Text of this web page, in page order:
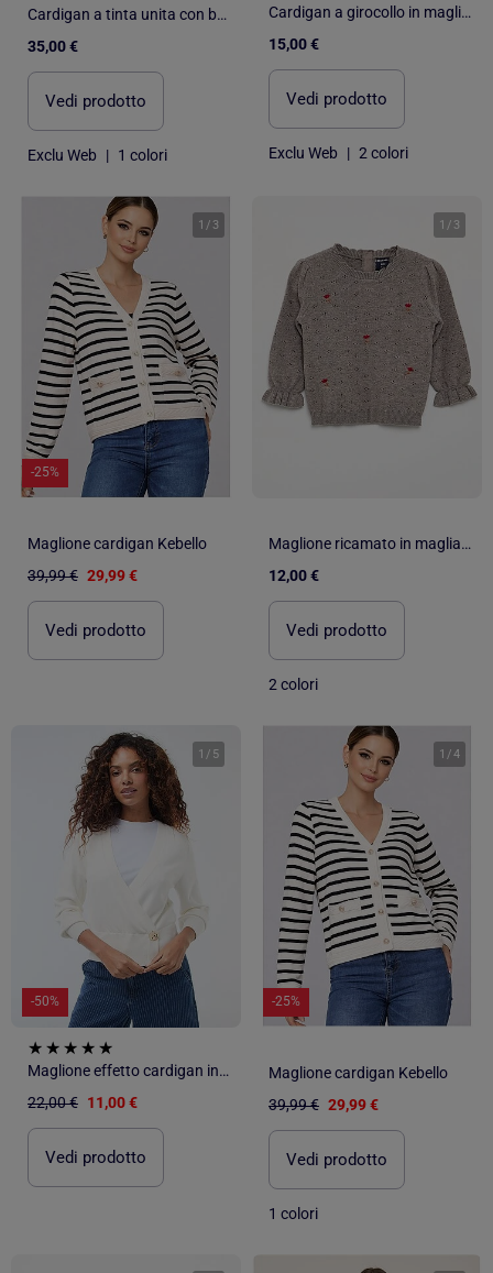
Cardigan a tinta unita con bottoni in maglia a trama grossa
35,00 €
Vedi prodotto
Exclu Web | 1 colori
Cardigan a girocollo in maglia a trama grossa senza maniche
15,00 €
Vedi prodotto
Exclu Web | 2 colori
1 / 3
-25%
Maglione cardigan Kebello
39,99 € 29,99 €
Vedi prodotto
1 / 3
Maglione ricamato in maglia traforata
12,00 €
Vedi prodotto
2 colori
1 / 5
-50%
Maglione effetto cardigan incrociato con bottone dorato
22,00 € 11,00 €
Vedi prodotto
1 /4
-25%
Maglione cardigan Kebello
39,99 € 29,99 €
Vedi prodotto
1 colori